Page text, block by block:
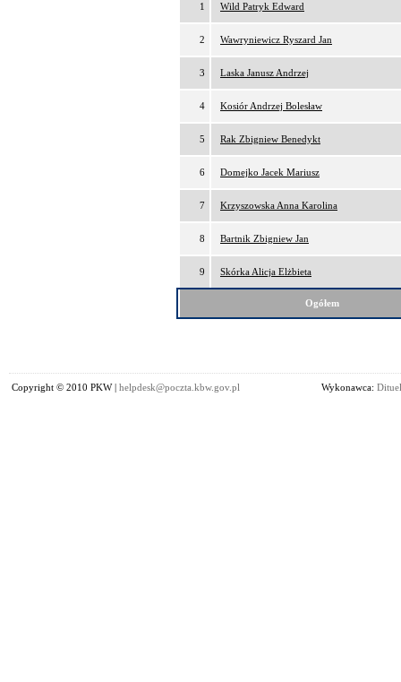
1 Wild Patryk Edward
2 Wawryniewicz Ryszard Jan
3 Laska Janusz Andrzej
4 Kosiór Andrzej Bolesław
5 Rak Zbigniew Benedykt
6 Domejko Jacek Mariusz
7 Krzyszowska Anna Karolina
8 Bartnik Zbigniew Jan
9 Skórka Alicja Elżbieta
Ogółem
Copyright © 2010 PKW | helpdesk@poczta.kbw.gov.pl Wykonawca: